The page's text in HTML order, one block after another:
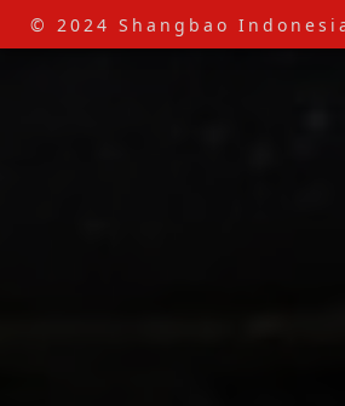
© 2024 Shangbao